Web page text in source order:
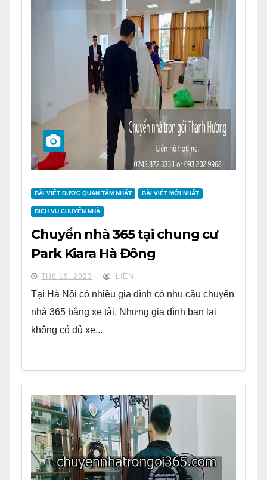
BÀI VIẾT ĐƯỢC QUAN TÂM NHẤT BÀI VIẾT MỚI NHẤT
DỊCH VỤ CHUYỂN NHÀ
Chuyển nhà 365 tại chung cư
Park Kiara Hà Đông
TH6 19, 2023 LIÊN
Tại Hà Nội có nhiều gia đình có nhu cầu chuyển
nhà 365 bằng xe tải. Nhưng gia đình bạn lại
không có đủ xe...